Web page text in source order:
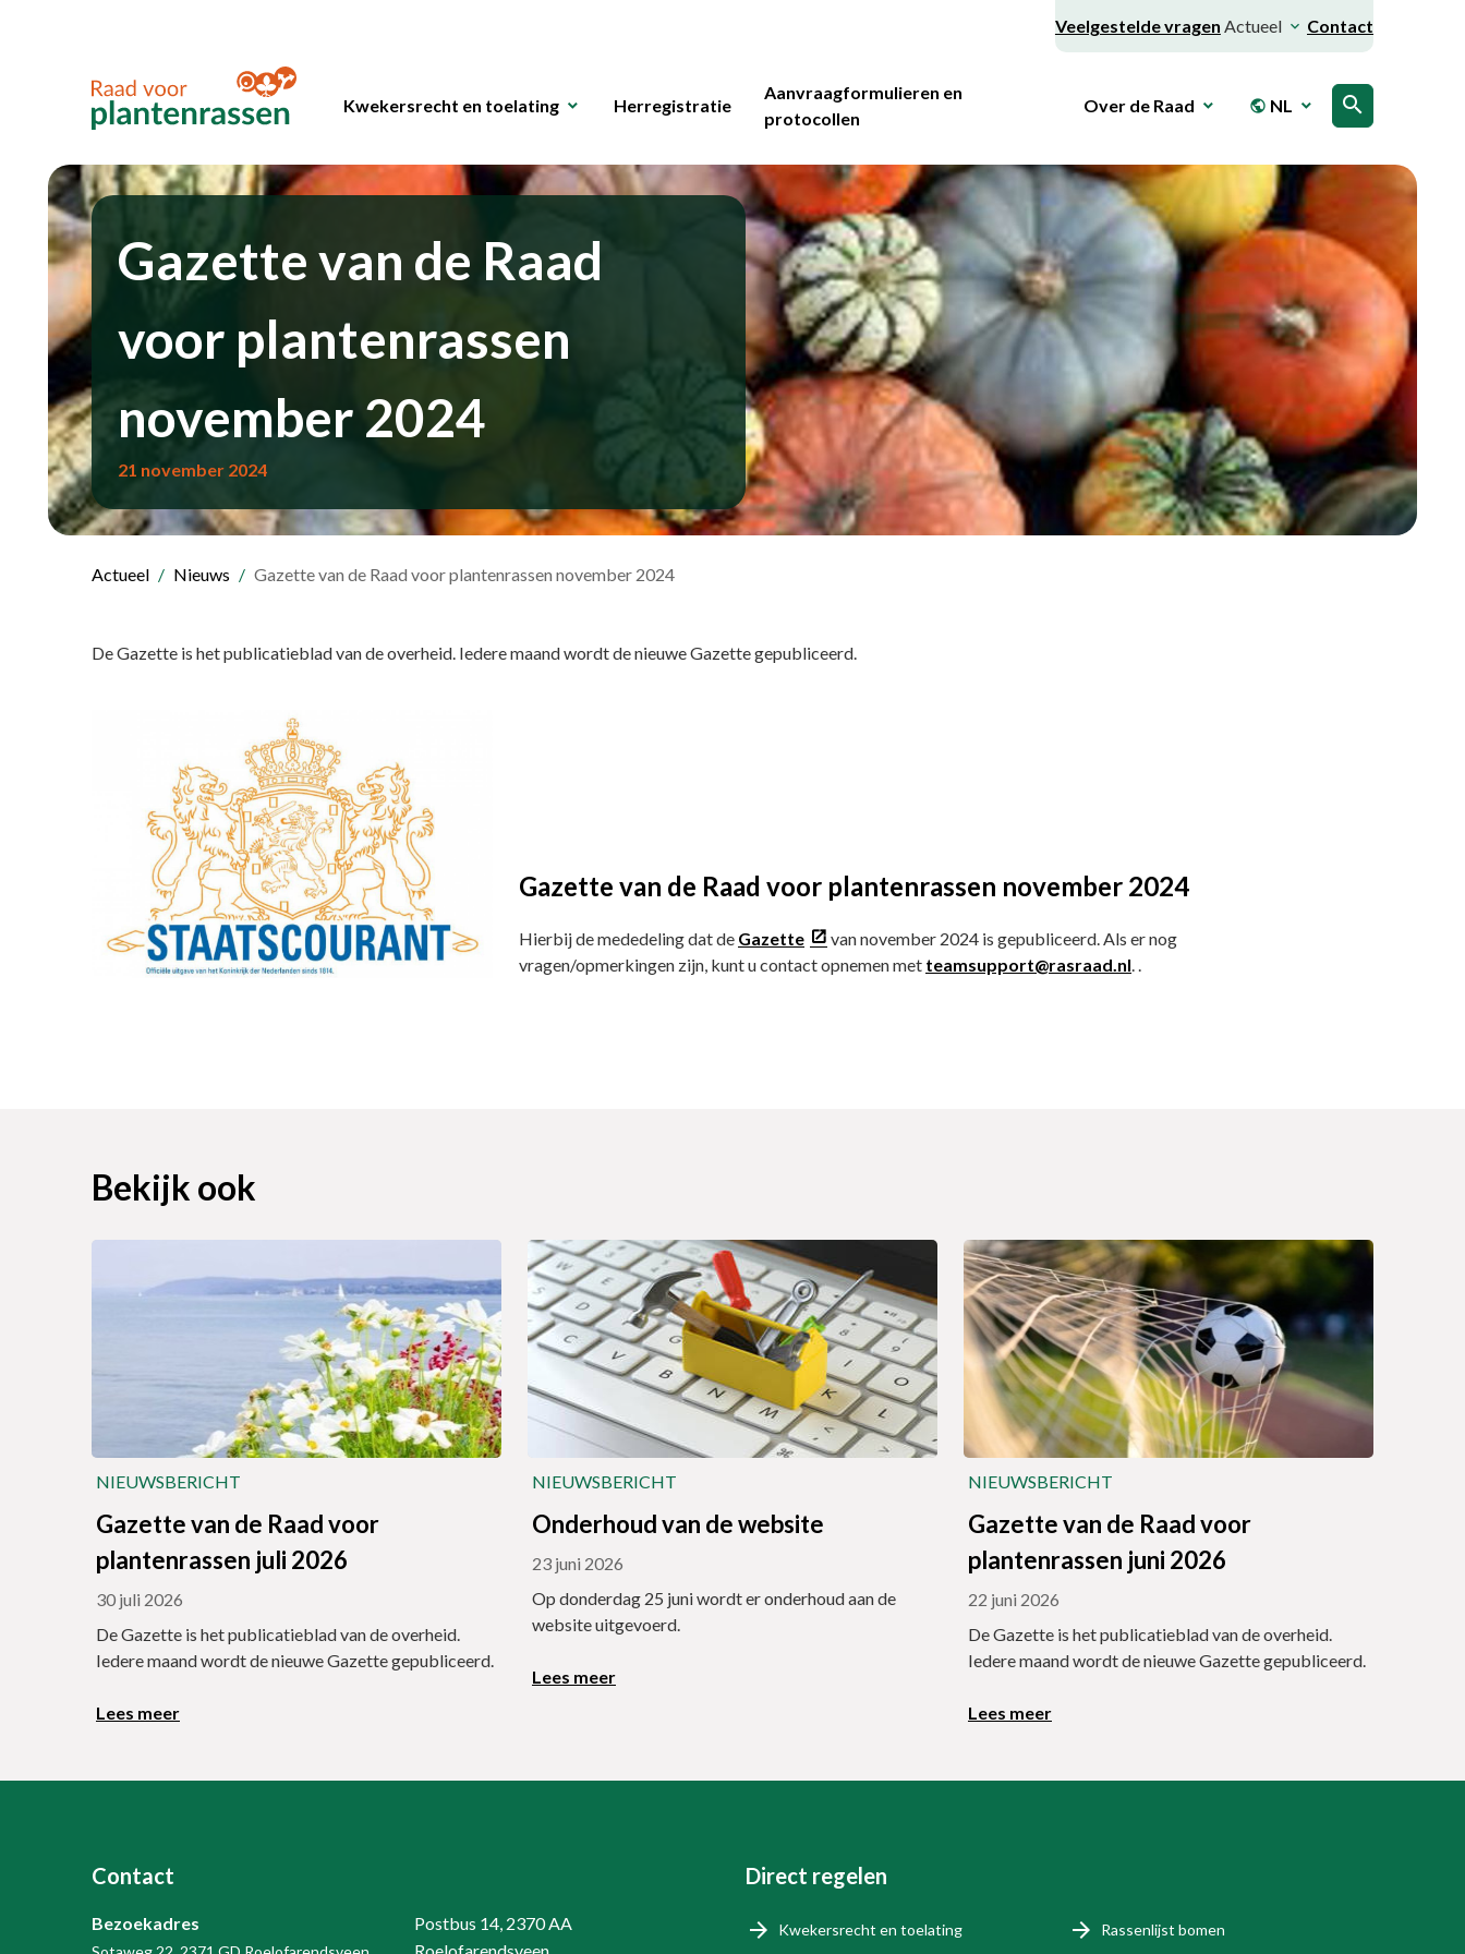
Veelgestelde vragen Actueel Contact
Kwekersrecht en toelating Herregistratie
Aanvraagformulieren en
protocollen
Over de Raad public NL search
Gazette van de Raad
voor plantenrassen
november 2024
21 november 2024
Actueel Nieuws Gazette van de Raad voor plantenrassen november 2024
De Gazette is het publicatieblad van de overheid. Iedere maand wordt de nieuwe Gazette gepubliceerd.
Gazette van de Raad voor plantenrassen november 2024
Hierbij de mededeling dat de Gazette
van november 2024 is gepubliceerd. Als er nog
vragen/opmerkingen zijn, kunt u contact opnemen met teamsupport@rasraad.nl. .
Bekijk ook
NIEUWSBERICHT
Gazette van de Raad voor
plantenrassen juli 2026
30 juli 2026
De Gazette is het publicatieblad van de overheid.
Iedere maand wordt de nieuwe Gazette gepubliceerd.
Lees meer
NIEUWSBERICHT
Onderhoud van de website
23 juni 2026
Op donderdag 25 juni wordt er onderhoud aan de
website uitgevoerd.
Lees meer
NIEUWSBERICHT
Gazette van de Raad voor
plantenrassen juni 2026
22 juni 2026
De Gazette is het publicatieblad van de overheid.
Iedere maand wordt de nieuwe Gazette gepubliceerd.
Lees meer
Contact
Bezoekadres
Postbus 14, 2370 AA
Direct regelen
Kwekersrecht en toelating Rassenlijst bomen